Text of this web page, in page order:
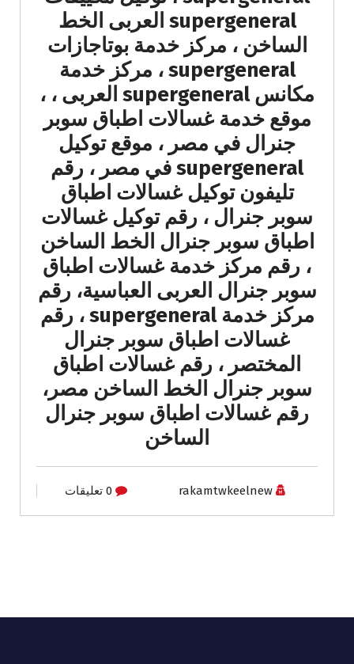
supergeneral العربى الخط
الساخن ، مركز خدمة بوتاجازات
supergeneral ، مركز خدمة
مكانس supergeneral العربى ، ،
موقع خدمة غسالات اطباق سوبر
جنرال في مصر ، موقع توكيل
supergeneral في مصر ، رقم
تليفون توكيل غسالات اطباق
سوبر جنرال ، رقم توكيل غسالات
اطباق سوبر جنرال الخط الساخن
، رقم مركز خدمة غسالات اطباق
سوبر جنرال العربى العباسية، رقم
مركز خدمة supergeneral ، رقم
غسالات اطباق سوبر جنرال
المختصر ، رقم غسالات اطباق
سوبر جنرال الخط الساخن مصر،
رقم غسالات اطباق سوبر جنرال
الساخن
rakamtwkeelnew 0 تعليقات